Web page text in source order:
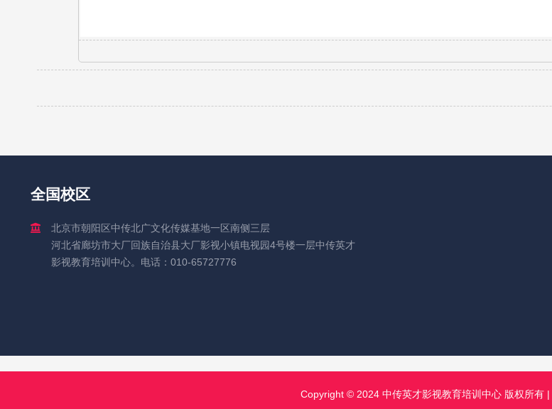
全国校区
北京市朝阳区中传北广文化传媒基地一区南侧三层
河北省廊坊市大厂回族自治县大厂影视小镇电视园4号楼一层中传英才
影视教育培训中心。电话：010-65727776
Copyright © 2024 中传英才影视教育培训中心 版权所有 |